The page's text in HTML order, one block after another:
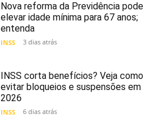
Nova reforma da Previdência pode
elevar idade mínima para 67 anos;
entenda
INSS 3 dias atrás
INSS corta benefícios? Veja como
evitar bloqueios e suspensões em
2026
INSS 6 dias atrás